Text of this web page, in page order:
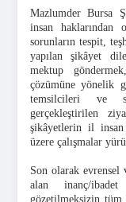
Mazlumder Bursa
insan haklarından
sorunların tespit,
yapılan şikâyet
mektup
çözümüne yönelik
temsilcileri ve
gerçekleştirilen
şikâyetlerin il insan
üzere çalışmalar
Son olarak
alan inanç/
gözetilmeksizin